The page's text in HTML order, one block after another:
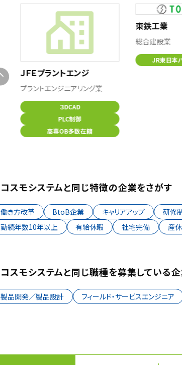
ＪＦＥプラントエンジ
プラントエンジニアリング業
３DCAD
PLC制御
高専OB多数在籍
東鉄工業
総合建設業
JR東日本
コスモシステムと同じ特徴の企業をさがす
働き方改革 BtoB企業 キャリアアップ 研修
勤続年数10年以上
有給休暇 社宅完備 産
コスモシステムと同じ職種を募集している
製品開発／製品設計 フィールド・サービスエンジニア